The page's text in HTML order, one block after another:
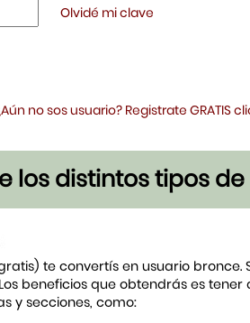
Olvidé mi clave
no sos usuario? Registrate GRATIS
los distintos tipos de
te convertís en usuario bronce.
beneficios que obtendrás es tener
y secciones, como: